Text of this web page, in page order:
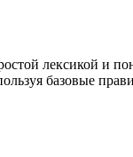
лексикой и
базовые